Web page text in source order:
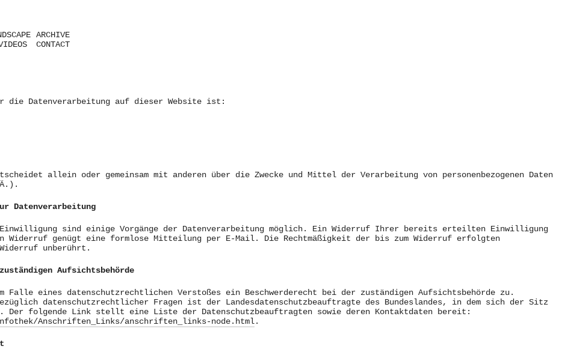
ARCHIVE
CONTACT
Datenverarbeitung auf dieser Website ist:
allein oder gemeinsam mit anderen über die Zwecke und Mittel der Verarbeitung von personenbezogenen Daten
Datenverarbeitung
sind einige Vorgänge der Datenverarbeitung möglich. Ein Widerruf Ihrer bereits erteilten Einwilligung
genügt eine formlose Mitteilung per E-Mail. Die Rechtmäßigkeit der bis zum Widerruf erfolgten
unberührt.
Aufsichtsbehörde
eines datenschutzrechtlichen Verstoßes ein Beschwerderecht bei der zuständigen Aufsichtsbehörde zu.
datenschutzrechtlicher Fragen ist der Landesdatenschutzbeauftragte des Bundeslandes, in dem sich der Sitz
Der folgende Link stellt eine Liste der Datenschutzbeauftragten sowie deren Kontaktdaten bereit:
Anschriften_Links/anschriften_links-node.html.